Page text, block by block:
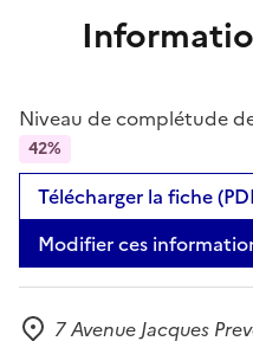
Niveau de complétude
42%
Télécharger la fiche
Modifier ces
7 Avenue Jacques